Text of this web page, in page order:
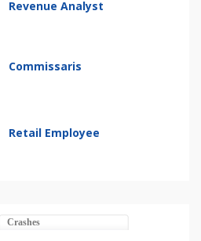
Revenue Analyst
Commissaris
Retail Employee
Crashes